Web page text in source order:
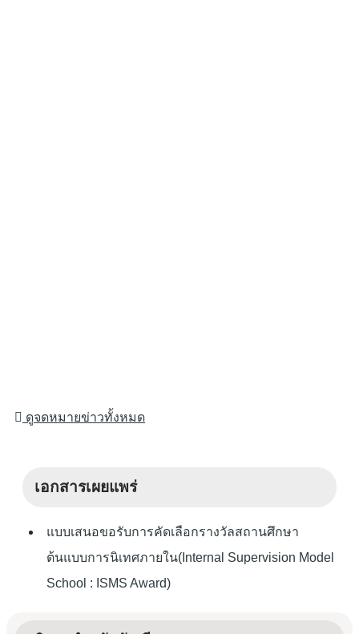
ดูจดหมายข่าวทั้งหมด
เอกสารเผยแพร่
แบบเสนอขอรับการคัดเลือกรางวัลสถานศึกษา
ต้นแบบการนิเทศภายใน(Internal Supervision Model
School : ISMS Award)